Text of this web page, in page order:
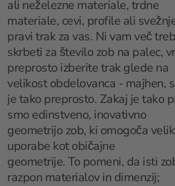
ali neželezne materiale, trdne
materiale, cevi, profile ali
pravi trak za vas. Ni vam več
skrbeti za število zob na palec,
preprosto izberite trak glede na
velikost obdelovanca - majhen,
je tako preprosto. Zakaj je tako
smo edinstveno, inovativno
geometrijo zob, ki omogoča
uporabe kot običajne
geometrije. To pomeni, da isti
razpon materialov in dimenzij;